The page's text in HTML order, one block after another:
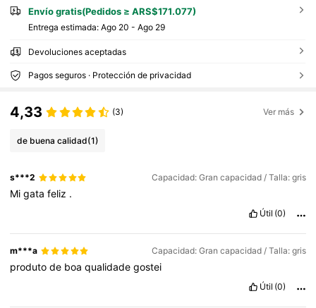
Envío gratis(Pedidos ≥ ARS$171.077)
Entrega estimada: Ago 20 - Ago 29
Devoluciones aceptadas
Pagos seguros · Protección de privacidad
4,33 (3) Ver más
de buena calidad(1)
s***2 Capacidad: Gran capacidad / Talla: gris
Migatafeliz .
Útil (0)
m***a Capacidad: Gran capacidad / Talla: gris
produtode boaqualidadegostei
Útil (0)